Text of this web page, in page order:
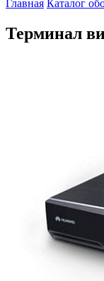
Главная Каталог
Терминал